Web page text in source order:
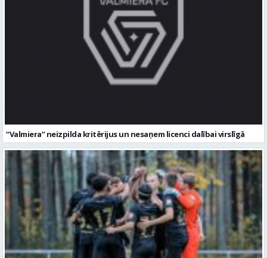
“Valmiera” neizpilda kritērijus un nesaņem licenci dalībai virslīgā